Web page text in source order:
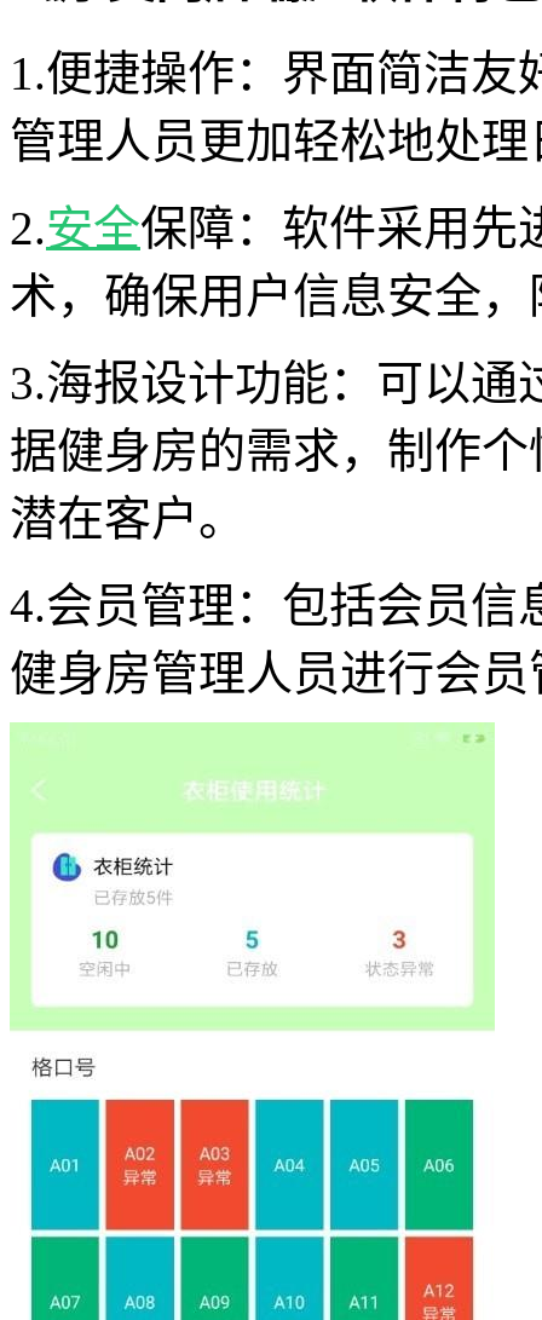
1.便捷操作：界面简洁
管理人员更加轻松地处
2.安全保障：软件采用先
术，确保用户信息安全
3.海报设计功能：可以
据健身房的需求，制作
潜在客户。
4.会员管理：包括会员信
健身房管理人员进行会